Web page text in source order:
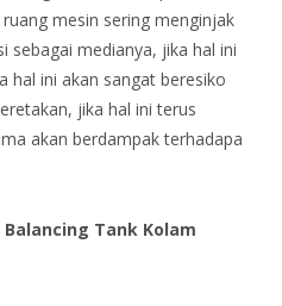
mesin sering menginjak
sebagai medianya, jika hal ini
hal ini akan sangat beresiko
jika hal ini terus
akan berdampak terhadapa
Tank Kolam